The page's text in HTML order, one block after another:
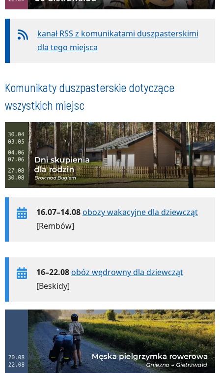
kanał RSS z komunikatami duszpasterskimi
dla tego miejsca
Komunikaty duszpasterskie dotyczące
wszystkich miejsc
16.07–14.08obozy wakacyjne dla dziewcząt
[Rembów]
16–22.08obóz wędrowny dla dziewcząt
[Beskidy]